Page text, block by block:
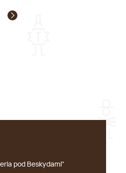
pod Beskydami''